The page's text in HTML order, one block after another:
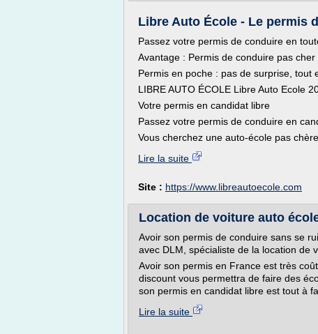
Libre Auto École - Le permis
Passez votre permis de conduire en
Avantage : Permis de conduire pas cher
Permis en poche : pas de surprise, tout
LIBRE AUTO ÉCOLE Libre Auto Ecole
Votre permis en candidat libre
Passez votre permis de conduire en
Vous cherchez une auto-école pas
Lire la suite
Site : https://www.libreautoecole.com
Location de voiture auto
Avoir son permis de conduire sans se
avec DLM, spécialiste de la location de
Avoir son permis en France est très
discount vous permettra de faire des
son permis en candidat libre est tout à
Lire la suite